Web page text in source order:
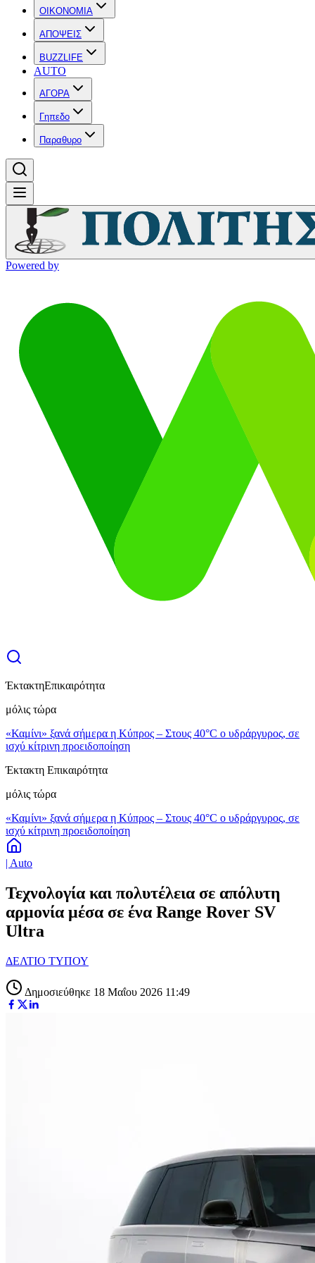
OIKONOMIA
ΑΠΟΨΕΙΣ
BUZZLIFE
AUTO
ΑΓΟΡΑ
Γηπεδο
Παραθυρο
Powered by
ΈκτακτηΕπικαιρότητα
μόλις τώρα
«Καμίνι» ξανά σήμερα η Κύπρος – Στους 40°C ο υδράργυρος, σε
ισχύ κίτρινη προειδοποίηση
Έκτακτη Επικαιρότητα
μόλις τώρα
«Καμίνι» ξανά σήμερα η Κύπρος – Στους 40°C ο υδράργυρος, σε
ισχύ κίτρινη προειδοποίηση
| Auto
Τεχνολογία και πολυτέλεια σε απόλυτη
αρμονία μέσα σε ένα Range Rover SV
Ultra
ΔΕΛΤΙΟ ΤΥΠΟΥ
Δημοσιεύθηκε 18 Μαΐου 2026 11:49